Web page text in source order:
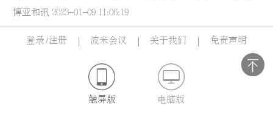
术总监、外贸部经理
博亚和讯 2023-01-09 11:06:19
登录/注册 波米会议 关于我们 免责声明
触屏版 电脑版